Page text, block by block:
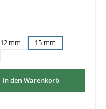
12 mm
15 mm
In den Warenkorb